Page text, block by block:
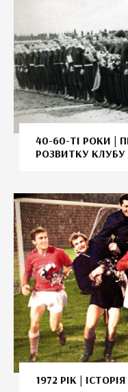
40-60-ТІ РОКИ |
РОЗВИТКУ КЛУБУ
1972 РІК |